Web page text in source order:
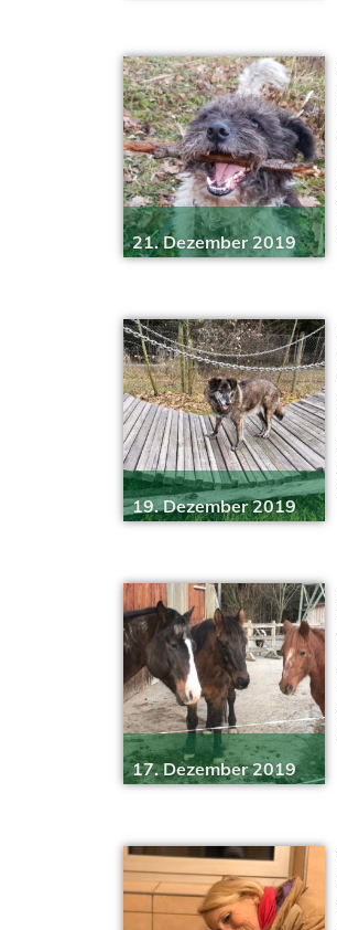
21. Dezember 2019
19. Dezember 2019
17. Dezember 2019